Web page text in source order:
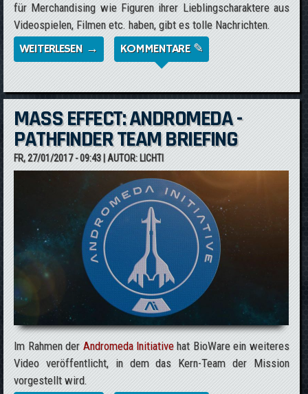
für Merchandising wie Figuren ihrer Lieblingscharaktere aus
Videospielen, Filmen etc. haben, gibt es tolle Nachrichten.
WEITERLESEN → ÜBER MCFARLANE TOYS KÜNDIGT FIGUR
VON SARA RYDER AN
KOMMENTARE ✎
MASS EFFECT: ANDROMEDA -
PATHFINDER TEAM BRIEFING
FR, 27/01/2017 - 09:43| AUTOR: LICHTI
Im Rahmen derAndromeda Initiativehat BioWare ein weiteres
Video veröffentlicht, in dem das Kern-Team der Mission
vorgestellt wird.